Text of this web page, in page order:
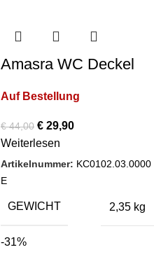
Amasra WC Deckel
Weiß
Auf Bestellung
€44,00 € 29,90
Weiterlesen
Artikelnummer: KC0102.03.0000
E
GEWICHT 2,35 kg
-31%